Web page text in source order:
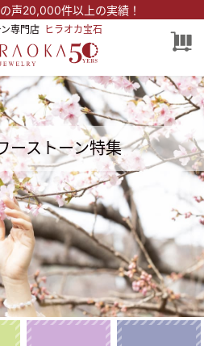
声20,000件以上の実績！
専門店 ヒラオカ宝石
ーストーン特集